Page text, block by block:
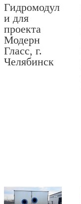
Гидромодул
и для
проекта
Модерн
Гласс, г.
Челябинск